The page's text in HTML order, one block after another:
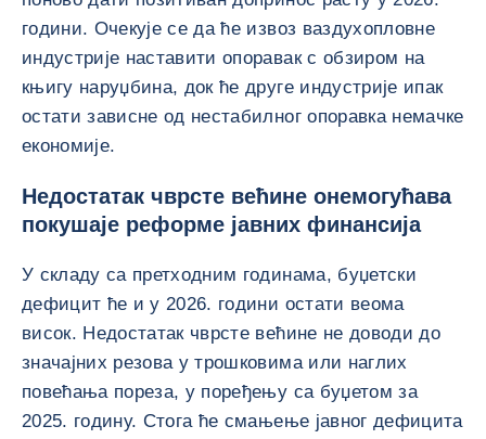
години. Очекује се да ће извоз ваздухопловне
индустрије наставити опоравак с обзиром на
књигу наруџбина, док ће друге индустрије ипак
остати зависне од нестабилног опоравка немачке
економије.
Недостатак чврсте већине онемогућава
покушаје реформе јавних финансија
У складу са претходним годинама, буџетски
дефицит ће и у 2026. години остати веома
висок. Недостатак чврсте већине не доводи до
значајних резова у трошковима или наглих
повећања пореза, у поређењу са буџетом за
2025. годину. Стога ће смањење јавног дефицита